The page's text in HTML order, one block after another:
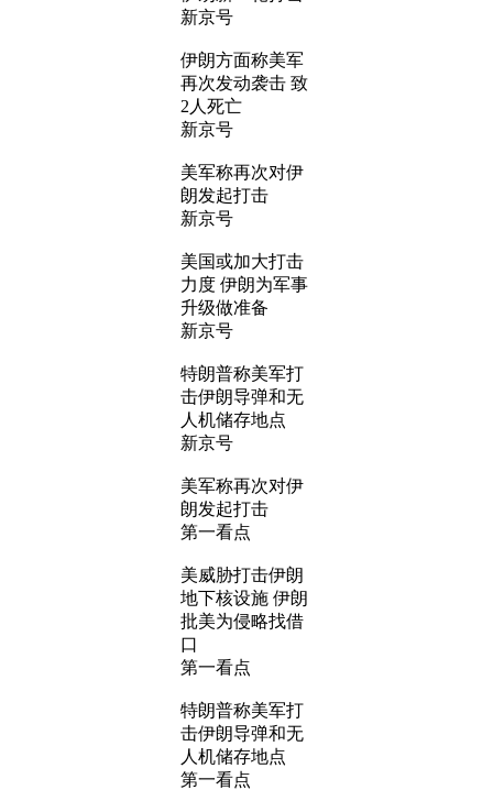
新京号
伊朗方面称美军
再次发动袭击 致
2人死亡
新京号
美军称再次对伊
朗发起打击
新京号
美国或加大打击
力度 伊朗为军事
升级做准备
新京号
特朗普称美军打
击伊朗导弹和无
人机储存地点
新京号
美军称再次对伊
朗发起打击
第一看点
美威胁打击伊朗
地下核设施 伊朗
批美为侵略找借
口
第一看点
特朗普称美军打
击伊朗导弹和无
人机储存地点
第一看点